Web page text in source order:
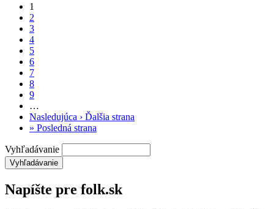
1
2
3
4
5
6
7
8
9
…
Nasledujúca › Ďalšia strana
» Posledná strana
Vyhľadávanie
Napíšte pre folk.sk